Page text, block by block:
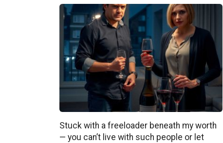
Stuck with a freeloader beneath my worth
— you can’t live with such people or let